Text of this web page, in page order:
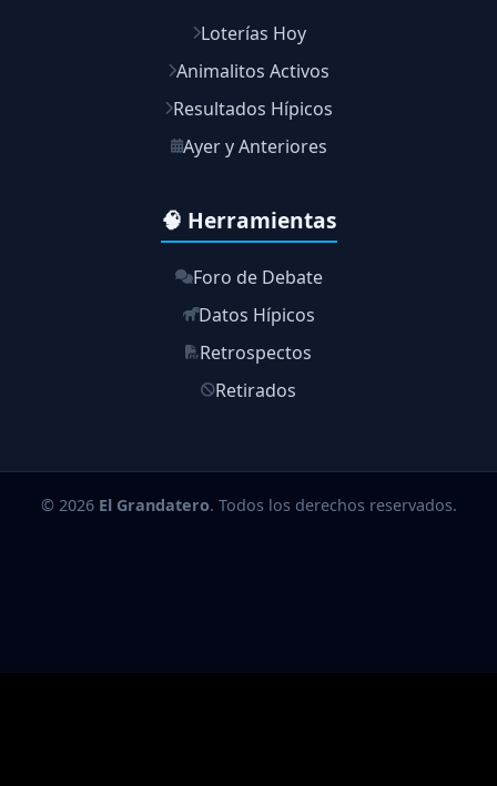
Loterías Hoy
Animalitos Activos
Resultados Hípicos
Ayer y Anteriores
🧠 Herramientas
Foro de Debate
Datos Hípicos
Retrospectos
Retirados
© 2026 El Grandatero. Todos los derechos reservados.